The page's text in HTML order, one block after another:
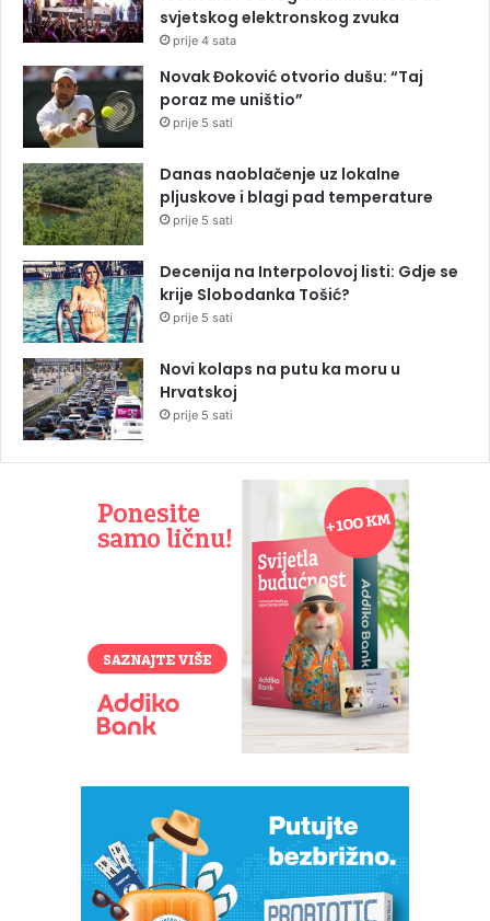
svjetskog elektronskog zvuka
prije 4 sata
Novak Đoković otvorio dušu: “Taj
poraz me uništio”
prije 5 sati
Danas naoblačenje uz lokalne
pljuskove i blagi pad temperature
prije 5 sati
Decenija na Interpolovoj listi: Gdje se
krije Slobodanka Tošić?
prije 5 sati
Novi kolaps na putu ka moru u
Hrvatskoj
prije 5 sati